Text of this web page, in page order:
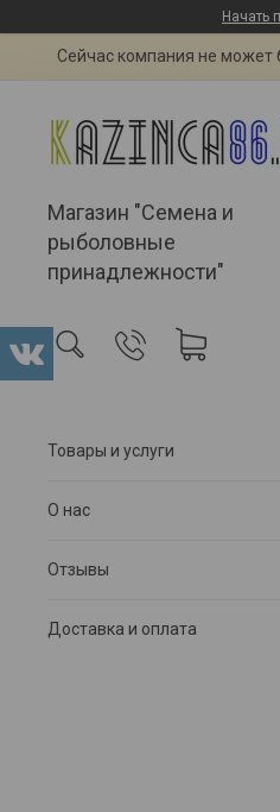
Начать
Сейчас компания не может
Магазин "Семена и
рыболовные
принадлежности"
Товары и услуги
О нас
Отзывы
Доставка и оплата